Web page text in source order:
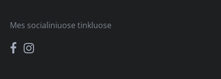
Mes socialiniuose tinkluose